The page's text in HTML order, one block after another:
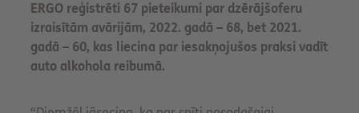
ERGO reģistrēti 67 pieteikumi par dzērājšoferu
izraisītām avārijām, 2022. gadā – 68, bet 2021.
gadā – 60, kas liecina par iesakņojušos praksi vadīt
auto alkohola reibumā.